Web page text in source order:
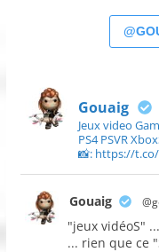
Gouaig
Jeux video
PS4 PSVR
📸: https://
Gouaig
"jeux vidéoS" ...
... rien que ce